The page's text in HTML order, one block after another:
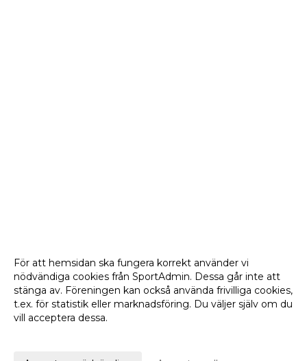
För att hemsidan ska fungera korrekt använder vi
nödvändiga cookies från SportAdmin. Dessa går inte att
stänga av. Föreningen kan också använda frivilliga cookies,
t.ex. för statistik eller marknadsföring. Du väljer själv om du
vill acceptera dessa.